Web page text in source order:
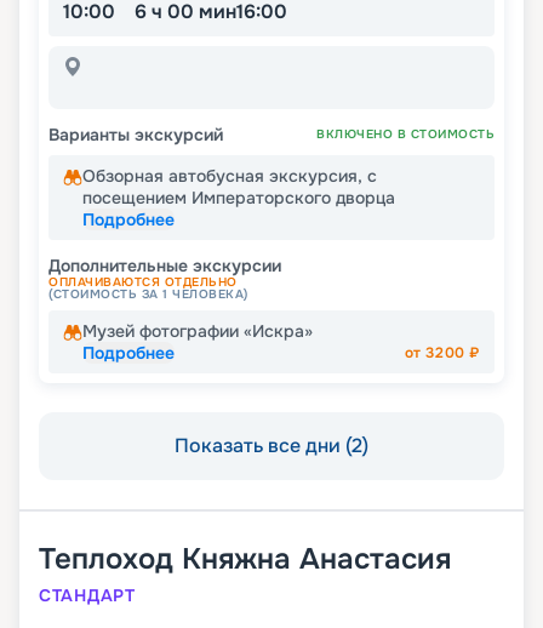
10:00 6 ч 00 мин16:00
Варианты экскурсий ВКЛЮЧЕНО В СТОИМОСТЬ
Обзорная автобусная экскурсия, с
посещением Императорского дворца
Подробнее
Дополнительные экскурсии
ОПЛАЧИВАЮТСЯ ОТДЕЛЬНО
(СТОИМОСТЬ ЗА 1 ЧЕЛОВЕКА)
Музей фотографии «Искра»
Подробнее
от3200 ₽
Показать все дни (2)
Теплоход Княжна Анастасия
СТАНДАРТ